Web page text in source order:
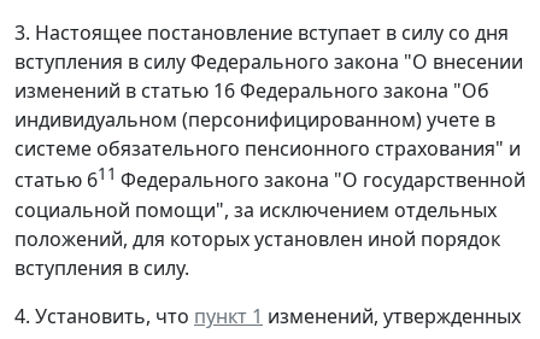
3. Настоящее постановление вступает в силу со дня
вступления в силу Федерального закона "О внесении
изменений в статью 16 Федерального закона "Об
индивидуальном (персонифицированном) учете в
системе обязательного пенсионного страхования" и
статью 611 Федерального закона "О государственной
социальной помощи", за исключением отдельных
положений, для которых установлен иной порядок
вступления в силу.
4. Установить, что пункт 1 изменений, утвержденных